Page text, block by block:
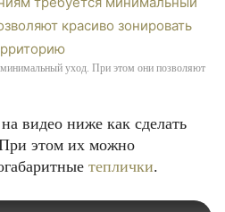
уход. При этом они позволяют
видео ниже как сделать
этом их можно
теплички.